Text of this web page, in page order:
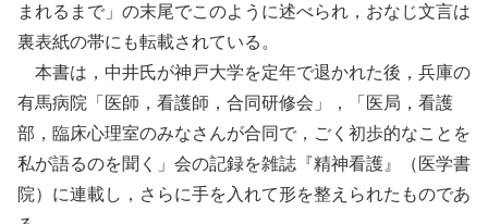
まれるまで」の末尾でこのように述べられ，おなじ文言は
裏表紙の帯にも転載されている。
本書は，中井氏が神戸大学を定年で退かれた後，兵庫の
有馬病院「医師，看護師，合同研修会」，「医局，看護
部，臨床心理室のみなさんが合同で，ごく初歩的なことを
私が語るのを聞く」会の記録を雑誌『精神看護』（医学書
院）に連載し，さらに手を入れて形を整えられたものであ